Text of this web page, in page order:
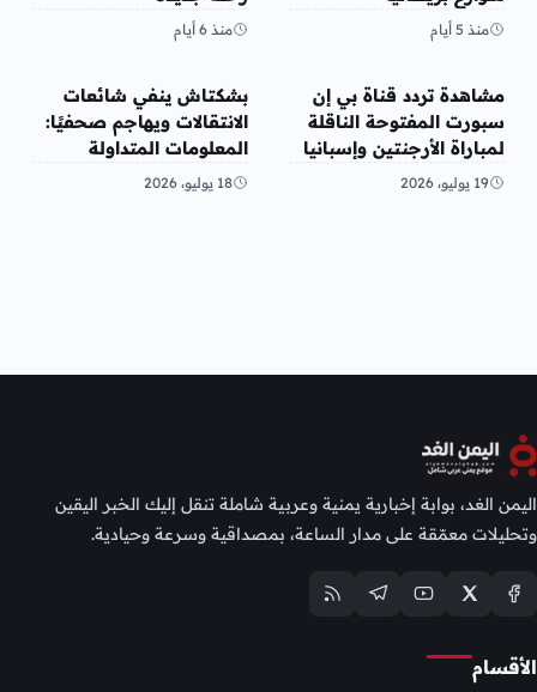
منذ 5 أيام منذ 6 أيام
مشاهدة تردد قناة بي إن
سبورت المفتوحة الناقلة
لمباراة الأرجنتين وإسبانيا
في نهائي كأس العالم
19 يوليو، 2026
بشكتاش ينفي شائعات
الانتقالات ويهاجم صحفيًا:
المعلومات المتداولة
“مختلقة”
18 يوليو، 2026
اليمن الغد، بوابة إخبارية يمنية وعربية شاملة تنقل إليك الخبر اليقين
وتحليلات معمّقة على مدار الساعة، بمصداقية وسرعة وحيادية.
الأقسام